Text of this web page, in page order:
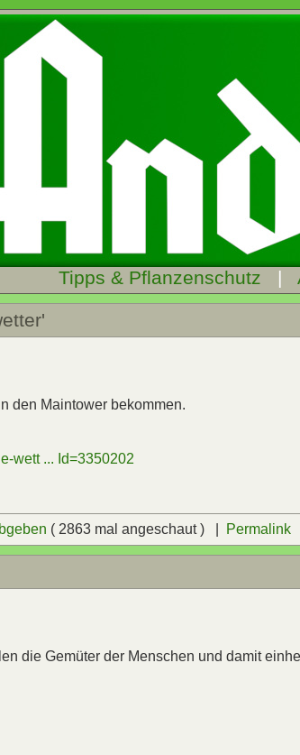
Tipps & Pflanzenschutz |
den Maintower bekommen.
wett ... Id=3350202
( 2863 mal angeschaut ) | Permalink
die Gemüter der Menschen und damit